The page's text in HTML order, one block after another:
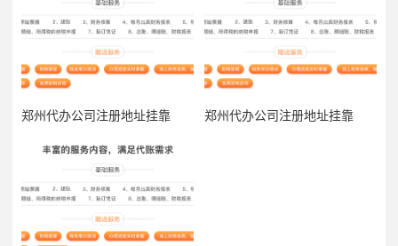
郑州代办公司注册地址挂靠 郑州代办公司注册地址挂靠